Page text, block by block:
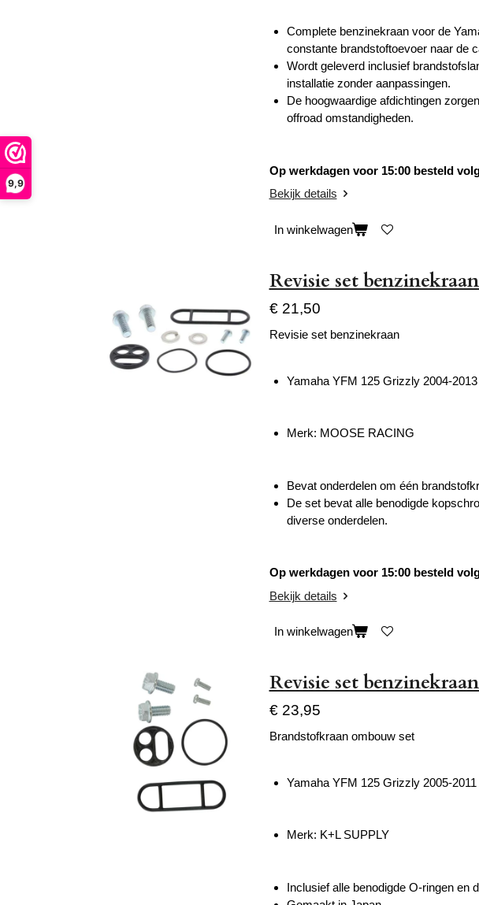
9,9
Complete benzinekraan voor de
constante brandstoftoevoer naar de
Wordt geleverd inclusief
installatie zonder aanpassingen.
De hoogwaardige afdichtingen
offroad omstandigheden.
Op werkdagen voor 15:00 besteld
Bekijk details
In winkelwagen
Revisie set
€ 21,50
Revisie set benzinekraan
Yamaha YFM 125 Grizzly 2004-2013
Merk: MOOSE RACING
Bevat onderdelen om één
De set bevat alle benodigde
diverse onderdelen.
Op werkdagen voor 15:00 besteld
Bekijk details
In winkelwagen
Revisie set
€ 23,95
Brandstofkraan ombouw set
Yamaha YFM 125 Grizzly 2005-2011
Merk: K+L SUPPLY
Inclusief alle benodigde O-ringen en